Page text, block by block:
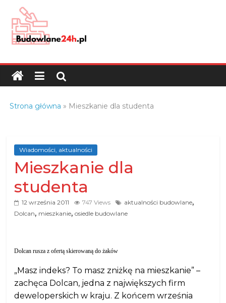
content
Budowlane24h.pl
portal
budowlany
branży
budowlanej
Strona główna » Mieszkanie dla studenta
Wiadomości, aktualności
Mieszkanie dla
studenta
12 września 2011 747 Views aktualności budowlane,
Dolcan, mieszkanie,osiedle budowlane
Dolcan rusza z ofertą skierowaną do żaków
„Masz indeks? To masz zniżkę na mieszkanie” –
zachęca Dolcan, jedna z największych firm
deweloperskich w kraju. Z końcem września